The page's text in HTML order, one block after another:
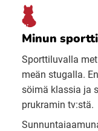
Minun
Sporttiluvalla
meän stugalla.
söimä klassia ja
prukramin tv:stä.